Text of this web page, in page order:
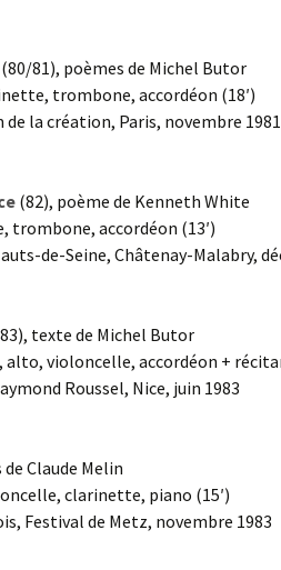
(80/81), poèmes de Michel Butor
trombone, accordéon (18′)
la création, Paris, novembre 1981
(82), poème de Kenneth White
accordéon (13′)
de-Seine, Châtenay-Malabry,
texte de Michel Butor
violoncelle, accordéon +
Roussel, Nice, juin 1983
Claude Melin
clarinette, piano (15′)
Festival de Metz, novembre 1983